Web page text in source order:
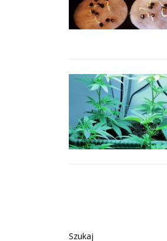
Szukaj